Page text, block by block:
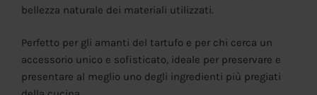
bellezza naturale dei materiali utilizzati.
Perfetto per gli amanti del tartufo e per chi cerca un
accessorio unico e sofisticato, ideale per preservare e
presentare al meglio uno degli ingredienti più pregiati